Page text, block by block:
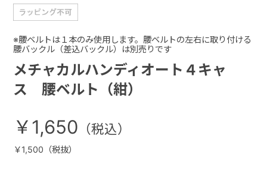
メチャカルハンディオート４キャ
ス 腰ベルト（紺）
※腰ベルトは１本のみ使用します。腰ベルトの左右に取り付ける
腰バックル（差込バックル）は別売りです
￥1,650
￥1,500（税抜）